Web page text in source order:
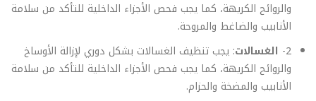
والروائح الكريهة، كما يجب فحص الأجزاء الداخلية للتأكد من سلامة
الأنابيب والضاغط والمروحة.
2- الغسالات: يجب تنظيف الغسالات بشكل دوري لإزالة الأوساخ
والروائح الكريهة، كما يجب فحص الأجزاء الداخلية للتأكد من سلامة
الأنابيب والمضخة والحزام.